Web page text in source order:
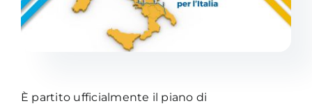
È partito ufficialmente il piano di